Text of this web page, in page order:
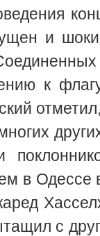
и
к
в Одессе
с